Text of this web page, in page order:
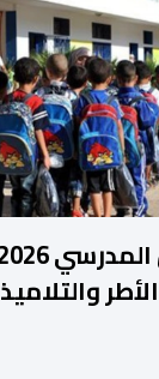
والتلاميذ